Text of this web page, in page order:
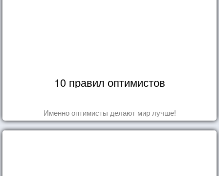
10 правил оптимистов
Именно оптимисты делают мир лучше!